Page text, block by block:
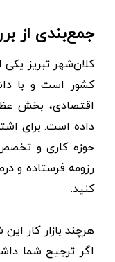
جمع‌بندی از
کلان‌شهر تبریز
کشور است و با
اقتصادی، بخش
داده است. برای
حوزه کاری و
رزومه فرستاده و
کنید.
هرچند بازار کار
اگر ترجیح شما